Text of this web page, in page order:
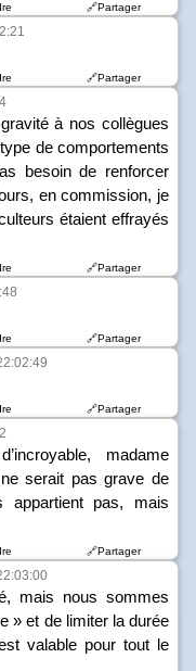
🔗Partager
🔗Partager
à nos collègues
de comportements
besoin de renforcer
en commission, je
étaient effrayés
🔗Partager
🔗Partager
🔗Partager
madame
serait pas grave de
appartient pas, mais
🔗Partager
mais nous sommes
» et de limiter la durée
valable pour tout le